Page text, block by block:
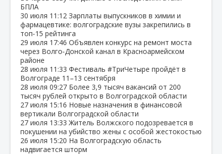
БПЛА
30 июля 11:12 Зарплаты выпускников в химии и
фармацевтике: волгоградские вузы закрепились в
топ‑15 рейтинга
29 июля 17:46 Объявлен конкурс на ремонт моста
через Волго‑Донской канал в Красноармейском
районе
28 июля 11:33 Фестиваль #ТриЧетыре пройдёт в
Волгограде 11–13 сентября
28 июля 09:27 Более 3,9 тысяч вакансий от 200
тысяч рублей открыто в Волгоградской области
27 июля 15:16 Новые назначения в финансовой
вертикали Волгоградской области
27 июля 13:33 Житель Волжского подозревается в
покушении на убийство жены с особой жестокостью
26 июля 15:20 На Волгоградскую область
надвигается шторм